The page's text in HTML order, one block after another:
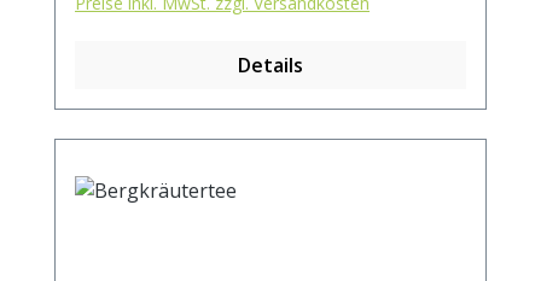
Sencha, Anis, Fenchel, Kümmel, Rote
Schlehdornblüten Zubereitung: ca. 15g Tee
mit 1 l. kochendem Wasser aufgiessen.
Details